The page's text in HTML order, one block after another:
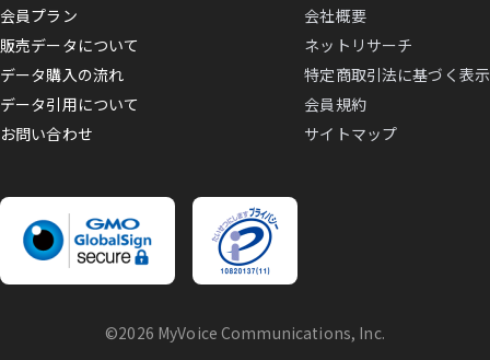
会員プラン
販売データについて
データ購入の流れ
データ引用について
お問い合わせ
会社概要
ネットリサーチ
特定商取引法に基づく表示
会員規約
サイトマップ
©2026 MyVoice Communications, Inc.